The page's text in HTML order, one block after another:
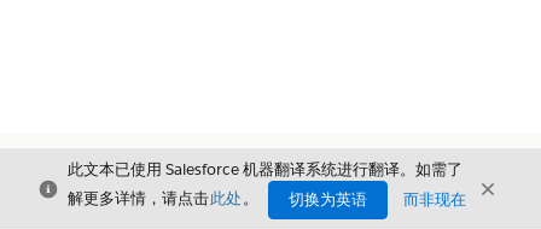
关闭
此文本已使用 Salesforce 机器翻译系统进行翻译。如需了
解更多详情，请点击此处。 切换为英语 而非现在 关闭